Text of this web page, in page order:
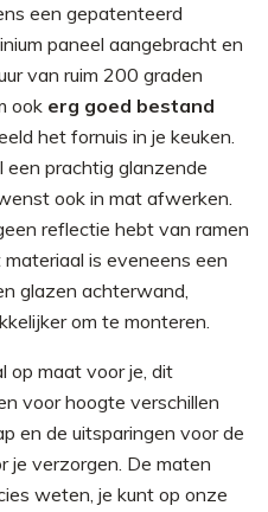
een gepatenteerd
paneel aangebracht en
van ruim 200 graden
ook erg goed bestand
het fornuis in je keuken.
prachtig glanzende
ook in mat afwerken.
reflectie hebt van ramen
is eveneens een
glazen achterwand,
om te monteren.
op maat voor je, dit
voor hoogte verschillen
en de uitsparingen voor de
je verzorgen. De maten
weten, je kunt op onze